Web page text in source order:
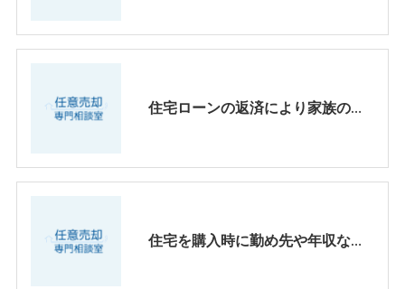
住宅ローンの返済により家族の笑顔がなくなってきたら、、【大阪・兵庫・京都】
住宅を購入時に勤め先や年収などを偽造しオーバーローンで買った場合、任意売却は出来るのか？